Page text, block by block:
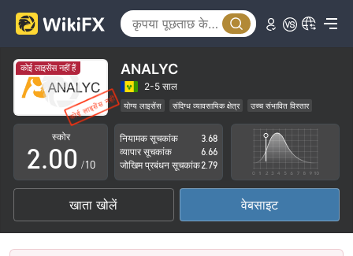
कोई लाइसेंस नहीं हैं ANALYC
2-5 साल
योग्य लाइसेंस संदिग्ध व्यावसायिक क्षेत्र उच्च संभावित विस्तार
स्कोर
0
1
2
3
4
.0
1
2
0
1
2
/10
नियामक सूचकांक
3.68
व्यापार सूचकांक
6.66
जोखिम प्रबंधन सूचकांक2.79
खाता खोलें वेबसाइट